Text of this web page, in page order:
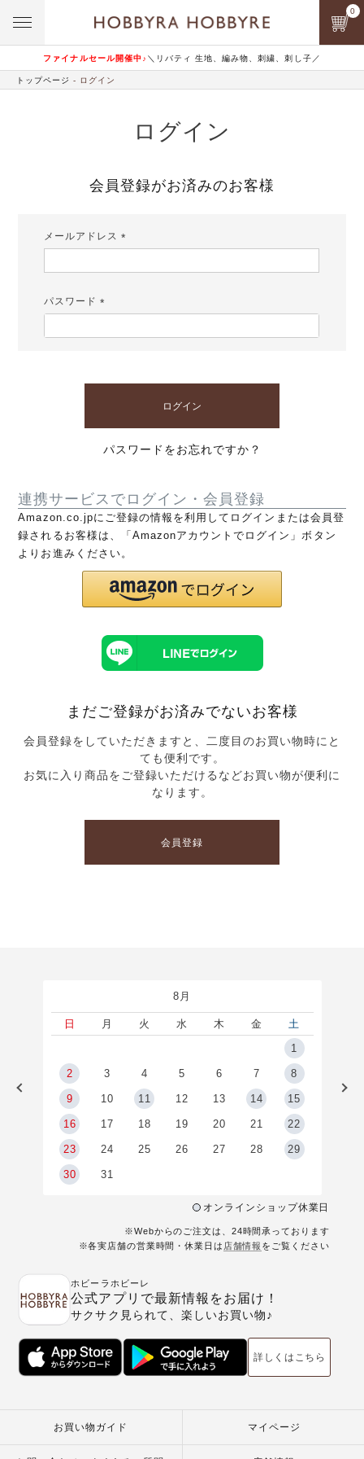
ファイナルセール開催中♪ ＼リバティ 生地、編み物、刺繍、刺し子／
0
トップページ ログイン
ログイン
会員登録がお済みのお客様
メールアドレス
パスワード
ログイン
パスワードをお忘れですか？
連携サービスでログイン・会員登録
Amazon.co.jpにご登録の情報を利用してログインまたは会員登
録されるお客様は、「Amazonアカウントでログイン」ボタン
よりお進みください。
まだご登録がお済みでないお客様
会員登録をしていただきますと、二度目のお買い物時にと
ても便利です。
お気に入り商品をご登録いただけるなどお買い物が便利に
なります。
会員登録
8月
日 月 火 水 木 金
土
1
2 3 4 5 6 7 8
9 10 11 12 13 14 15
16 17 18 19 20 21 22
23 24 25 26 27 28 29
30 31
オンラインショップ休業日
※Webからのご注文は、24時間承っております
※各実店舗の営業時間・休業日は 店舗情報 をご覧ください
ホビーラホビーレ
公式アプリで最新情報をお届け！
サクサク見られて、楽しいお買い物♪
詳しくはこちら
お買い物ガイド マイページ